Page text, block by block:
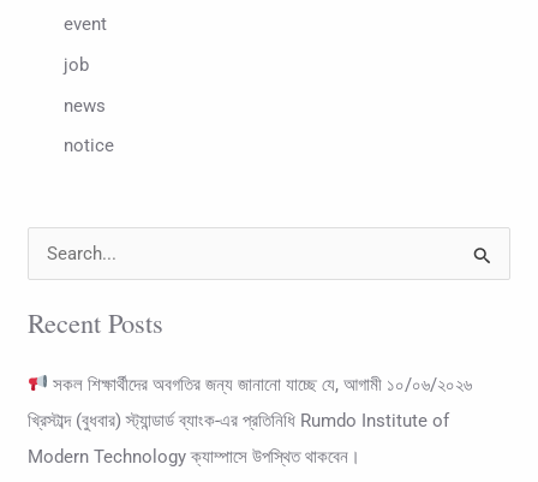
event
job
news
notice
a
Recent Posts
সকল শিক্ষার্থীদের অবগতির জন্য জানানো যাচ্ছে যে, আগামী ১০/০৬/২০২৬
খ্রিস্টাব্দ (বুধবার) স্ট্যান্ডার্ড ব্যাংক-এর প্রতিনিধি Rumdo Institute of
Modern Technology ক্যাম্পাসে উপস্থিত থাকবেন।